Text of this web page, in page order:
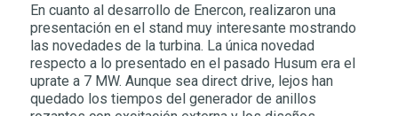
En cuanto al desarrollo de Enercon, realizaron una
presentación en el stand muy interesante mostrando
las novedades de la turbina. La única novedad
respecto a lo presentado en el pasado Husum era el
uprate a 7 MW. Aunque sea direct drive, lejos han
quedado los tiempos del generador de anillos